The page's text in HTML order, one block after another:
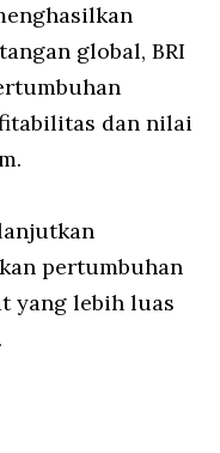
global, BRI
dan nilai
pertumbuhan
yang lebih luas